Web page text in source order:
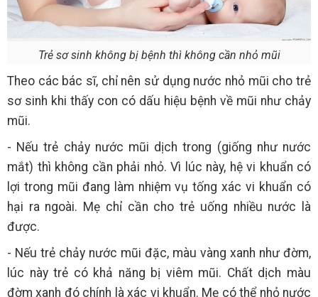
Trẻ sơ sinh không bị bệnh thì không cần nhỏ mũi
Theo các bác sĩ, chỉ nên sử dụng nước nhỏ mũi cho trẻ
sơ sinh khi thấy con có dấu hiệu bệnh về mũi như chảy
mũi.
- Nếu trẻ chảy nước mũi dịch trong (giống như nước
mắt) thì không cần phải nhỏ. Vì lúc này, hệ vi khuẩn có
lợi trong mũi đang làm nhiệm vụ tống xác vi khuẩn có
hại ra ngoài. Mẹ chỉ cần cho trẻ uống nhiều nước là
được.
- Nếu trẻ chảy nước mũi đặc, màu vàng xanh như đờm,
lúc này trẻ có khả năng bị viêm mũi. Chất dịch màu
đờm xanh đó chính là xác vi khuẩn. Mẹ có thể nhỏ nước